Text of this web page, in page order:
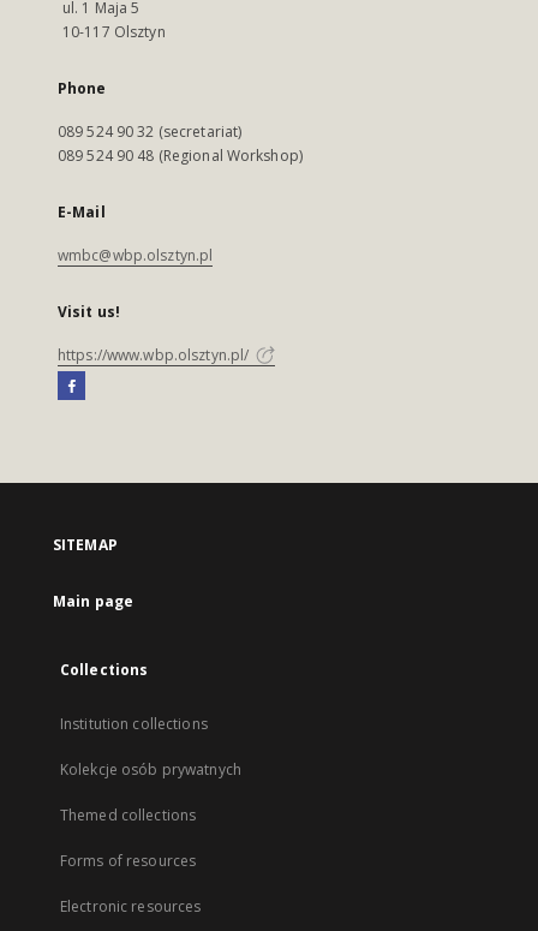
ul. 1 Maja 5
10-117 Olsztyn
Phone
089 524 90 32 (secretariat)
089 524 90 48 (Regional Workshop)
E-Mail
wmbc@wbp.olsztyn.pl
Visit us!
https://www.wbp.olsztyn.pl/
SITEMAP
Main page
Collections
Institution collections
Kolekcje osób prywatnych
Themed collections
Forms of resources
Electronic resources